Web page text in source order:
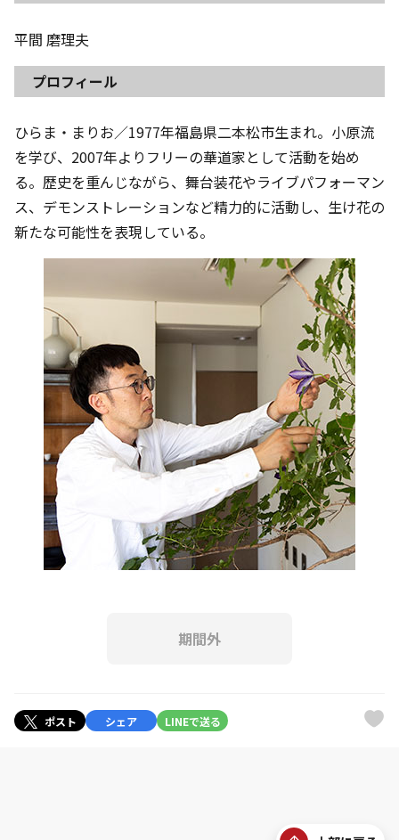
平間 磨理夫
プロフィール
ひらま・まりお／1977年福島県二本松市生まれ。小原流
を学び、2007年よりフリーの華道家として活動を始め
る。歴史を重んじながら、舞台装花やライブパフォーマン
ス、デモンストレーションなど精力的に活動し、生け花の
新たな可能性を表現している。
期間外
ポスト シェア LINEで送る